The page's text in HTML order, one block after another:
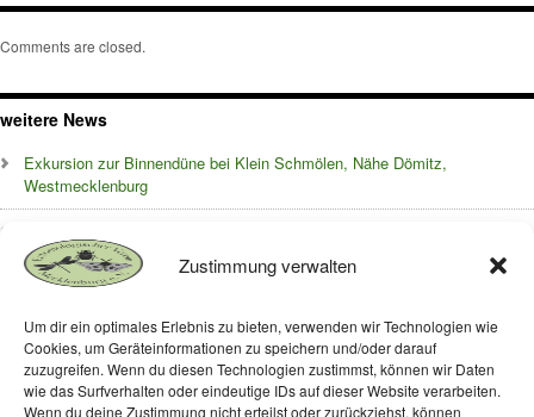
Zustimmung verwalten
Um dir ein optimales Erlebnis zu bieten, verwenden wir Technologien wie
Cookies, um Geräteinformationen zu speichern und/oder darauf
zuzugreifen. Wenn du diesen Technologien zustimmst, können wir Daten
wie das Surfverhalten oder eindeutige IDs auf dieser Website verarbeiten.
Wenn du deine Zustimmung nicht erteilst oder zurückziehst, können
Comments are closed.
weitere News
Exkursion zur Binnendüne bei Klein Schmölen, Nähe Dömitz,
Westmecklenburg
Ergebnisse 2024
Frühjahrstagung 2018
Frühjahrstagung 22.April 2017/ Arbeitsplan 2017